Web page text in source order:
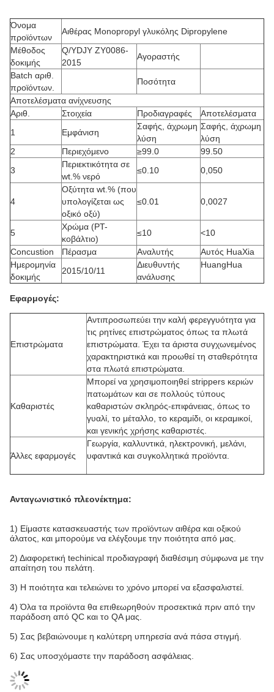
Όνομα
προϊόντων
Αιθέρας Monopropyl γλυκόλης Dipropylene
Μέθοδος
δοκιμής
Q/YDJY ZY0086-
2015
Αγοραστής
Batch αριθ.
προϊόντων.
Ποσότητα
Αποτελέσματα ανίχνευσης
Αριθ.
Στοιχεία Προδιαγραφές
Αποτελέσματα
1
Εμφάνιση
Σαφής, άχρωμη
λύση
Σαφής, άχρωμη
λύση
2
Περιεχόμενο ≥99.0
99.50
3
Περιεκτικότητα σε
wt.% νερό
≤0.10 0,050
4
Οξύτητα wt.% (που
υπολογίζεται ως
οξικό οξύ)
≤0.01 0,0027
5
Χρώμα (PT-
κοβάλτιο)
≤10
<10
Concustion
Πέρασμα Αναλυτής
Αυτός HuaXia
Ημερομηνία
δοκιμής
2015/10/11
Διευθυντής
ανάλυσης
HuangHua
Εφαρμογές:
Επιστρώματα
Αντιπροσωπεύει την καλή φερεγγυότητα για
τις ρητίνες επιστρώματος όπως τα πλωτά
επιστρώματα. Έχει τα άριστα συγχωνεμένος
χαρακτηριστικά και προωθεί τη σταθερότητα
στα πλωτά επιστρώματα.
Καθαριστές
Μπορεί να χρησιμοποιηθεί strippers κεριών
πατωμάτων και σε πολλούς τύπους
καθαριστών σκληρός-επιφάνειας, όπως το
γυαλί, το μέταλλο, το κεραμίδι, οι κεραμικοί,
και γενικής χρήσης καθαριστές.
Άλλες εφαρμογές
Γεωργία, καλλυντικά, ηλεκτρονική, μελάνι,
υφαντικά και συγκολλητικά προϊόντα.
Ανταγωνιστικό πλεονέκτημα:
1) Είμαστε κατασκευαστής των προϊόντων αιθέρα και οξικού
άλατος, και μπορούμε να ελέγξουμε την ποιότητα από μας.
2) Διαφορετική techinical προδιαγραφή διαθέσιμη σύμφωνα με την
απαίτηση του πελάτη.
3) Η ποιότητα και τελειώνει το χρόνο μπορεί να εξασφαλιστεί.
4) Όλα τα προϊόντα θα επιθεωρηθούν προσεκτικά πριν από την
παράδοση από QC και το QA μας.
5) Σας βεβαιώνουμε η καλύτερη υπηρεσία ανά πάσα στιγμή.
6) Σας υποσχόμαστε την παράδοση ασφάλειας.